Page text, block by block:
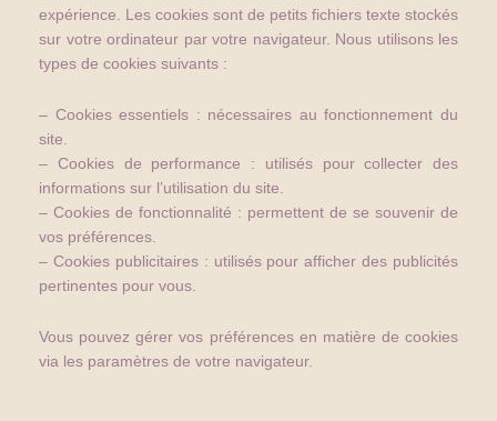
expérience. Les cookies sont de petits fichiers texte stockés
sur votre ordinateur par votre navigateur. Nous utilisons les
types de cookies suivants :
– Cookies essentiels : nécessaires au fonctionnement du
site.
– Cookies de performance : utilisés pour collecter des
informations sur l’utilisation du site.
– Cookies de fonctionnalité : permettent de se souvenir de
vos préférences.
– Cookies publicitaires : utilisés pour afficher des publicités
pertinentes pour vous.
Vous pouvez gérer vos préférences en matière de cookies
via les paramètres de votre navigateur.